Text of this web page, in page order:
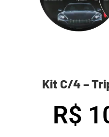
Kit C/4 –
R$